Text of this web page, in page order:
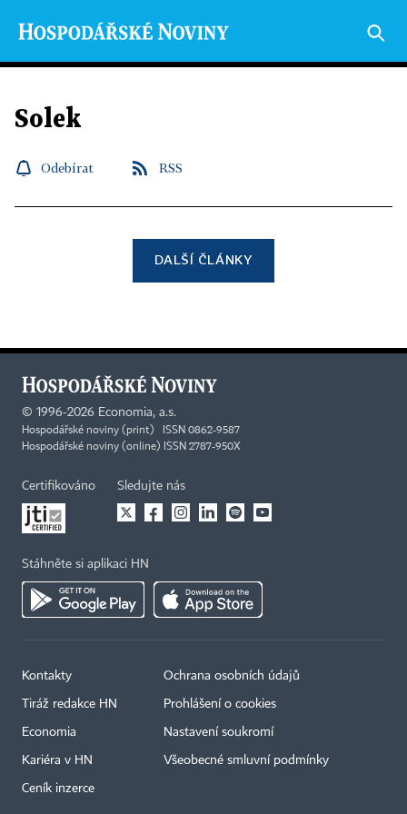
Solek
Odebírat RSS
DALŠÍ ČLÁNKY
© 1996-2026 Economia, a.s.
Hospodářské noviny (print) ISSN 0862-9587
Hospodářské noviny (online) ISSN 2787-950X
Certifikováno Sledujte nás
Stáhněte si aplikaci HN
Kontakty
Tiráž redakce HN
Economia
Kariéra v HN
Ceník inzerce
Ochrana osobních údajů
Prohlášení o cookies
Nastavení soukromí
Všeobecné smluvní podmínky